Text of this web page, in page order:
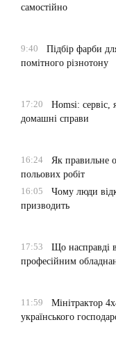
самостійно
9:40
Підбір фарби
помітного різнотону
17:20
Homsi: сервіс,
домашні справи
16:24
Як правильне
польових робіт
16:05
Чому люди
призводить
17:53
Що насправді
професійним
11:59
Мінітрактор
українського